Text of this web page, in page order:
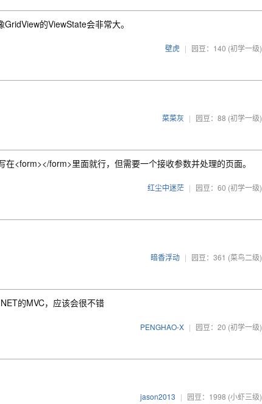
的ViewState会非常大。
壁虎 | 园豆：140 (初学一级)
菜菜灰 | 园豆：88 (初学一级)
<form></form>里面就行，但需要一个接收参数并处理的页面。
红尘中迷茫 | 园豆：60 (初学一级)
暗香浮动 | 园豆：361 (菜鸟二级)
的MVC，应该会很不错
PENGHAO-X | 园豆：20 (初学一级)
jason2013 | 园豆：1998 (小虾三级)